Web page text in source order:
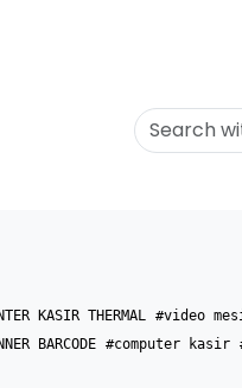
KASIR THERMAL #video
BARCODE #computer kasir